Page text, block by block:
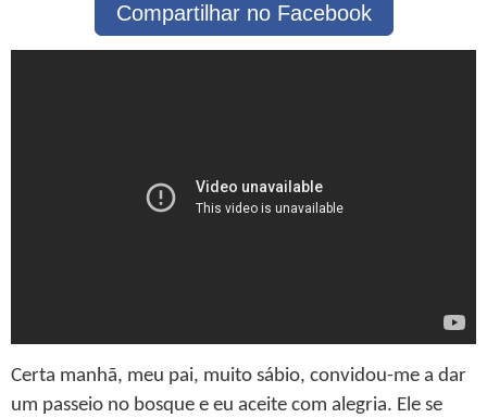
Compartilhar no Facebook
Certa manhã, meu pai, muito sábio, convidou-me a dar
um passeio no bosque e eu aceite com alegria. Ele se